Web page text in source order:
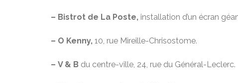
– Bistrot de La Poste, installation d’un écran
– O Kenny, 10, rue Mireille-Chrisostome.
– V & B du centre-ville, 24, rue du Général-Leclerc.